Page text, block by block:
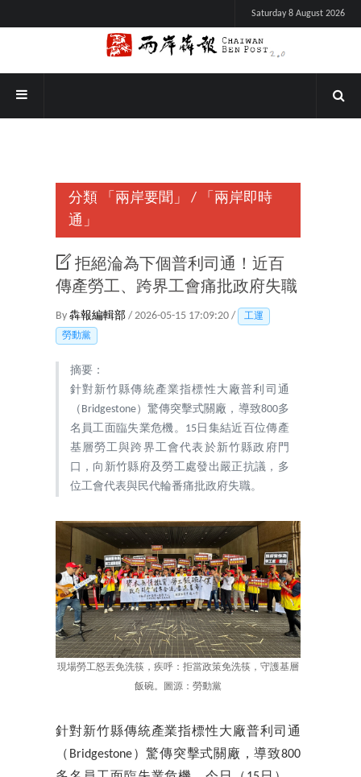
Saturday 8 August 2026
分類 「兩岸要聞」 /
「兩岸即時
通」
拒絕淪為下個普利司通！近百
傳產勞工、跨界工會痛批政府失職
By 犇報編輯部 / 2026-05-15 17:09:20 /
工運
勞動黨
摘要：
針對新竹縣傳統產業指標性大廠普利司通
（Bridgestone）驚傳突擊式關廠，導致800多
名員工面臨失業危機。15日集結近百位傳產
基層勞工與跨界工會代表於新竹縣政府門
口，向新竹縣府及勞工處發出嚴正抗議，多
位工會代表與民代輪番痛批政府失職。
現場勞工怒丟免洗筷，疾呼：拒當政策免洗筷，守護基層
飯碗。圖源：勞動黨
針對新竹縣傳統產業指標性大廠普利司通
（Bridgestone）驚傳突擊式關廠，導致800